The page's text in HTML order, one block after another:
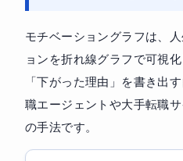
モチベーショングラフは、
ョンを折れ線グラフで可視
「下がった理由」を書き出
職エージェントや大手転職
の手法です。